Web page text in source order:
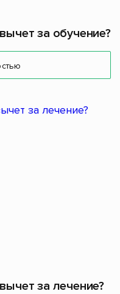
за обучение?
за лечение?